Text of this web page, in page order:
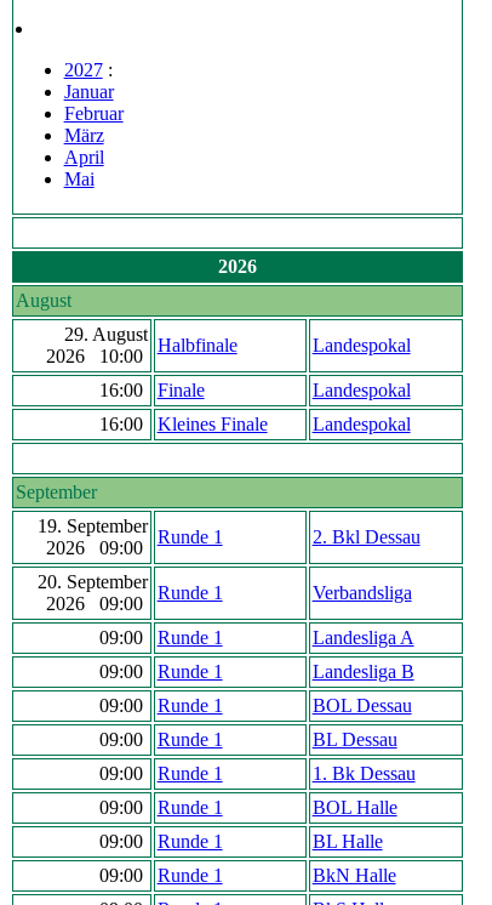
2027:
Januar
Februar
März
April
Mai
2026
August
29. August
2026 10:00
Halbfinale Landespokal
16:00 Finale
Landespokal
16:00
Kleines Finale Landespokal
September
19. September
2026 09:00
Runde 1 2. Bkl Dessau
20. September
2026 09:00
Runde 1 Verbandsliga
09:00 Runde 1
Landesliga A
09:00
Runde 1
Landesliga B
09:00
Runde 1
BOL Dessau
09:00
Runde 1
BL Dessau
09:00
Runde 1
1. Bk Dessau
09:00
Runde 1
BOL Halle
09:00
Runde 1
BL Halle
09:00
Runde 1
BkN Halle